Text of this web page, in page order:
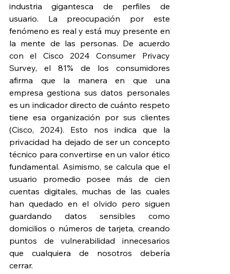
industria gigantesca de perfiles de
usuario. La preocupación por este
fenómeno es real y está muy presente en
la mente de las personas. De acuerdo
con el Cisco 2024 Consumer Privacy
Survey, el 81% de los consumidores
afirma que la manera en que una
empresa gestiona sus datos personales
es un indicador directo de cuánto respeto
tiene esa organización por sus clientes
(Cisco, 2024). Esto nos indica que la
privacidad ha dejado de ser un concepto
técnico para convertirse en un valor ético
fundamental. Asimismo, se calcula que el
usuario promedio posee más de cien
cuentas digitales, muchas de las cuales
han quedado en el olvido pero siguen
guardando datos sensibles como
domicilios o números de tarjeta, creando
puntos de vulnerabilidad innecesarios
que cualquiera de nosotros debería
cerrar.